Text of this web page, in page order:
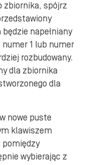
zbiornika, spójrz
napełniany
1 lub numer
rozbudowany.
dla zbiornika
dla
nowe puste
klawiszem
pomiędzy
wybierając z